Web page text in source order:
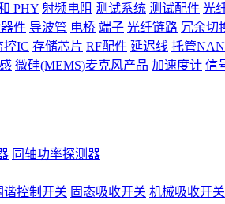
PHY 射频电阻 测试系统 测试配件 光
件 导波管 电桥 端子 光纤链路 冗余切
控IC 存储芯片 RF配件 延迟线 托管
微硅(MEMS)麦克风产品 加速度计 信
同轴功率探测器
谐控制开关 固态吸收开关 机械吸收开关